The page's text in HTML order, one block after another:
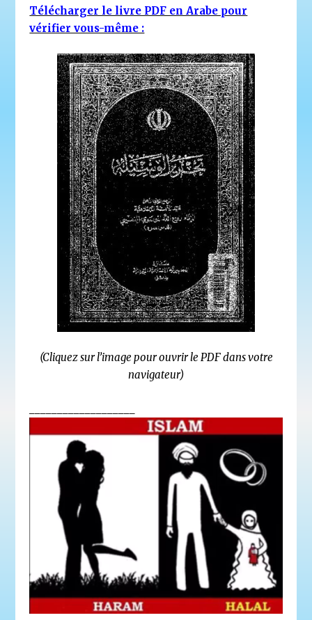
Télécharger le livre PDF en Arabe pour
vérifier vous-même :
(Cliquez sur l’image pour ouvrir le PDF dans votre
navigateur)